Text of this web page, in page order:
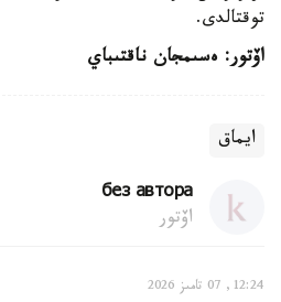
توقتالدى.
اۆتور: ەسىمجان ناقتىباي
ايماق
без автора
اۆتور
12:24, 07 تامىز 2026